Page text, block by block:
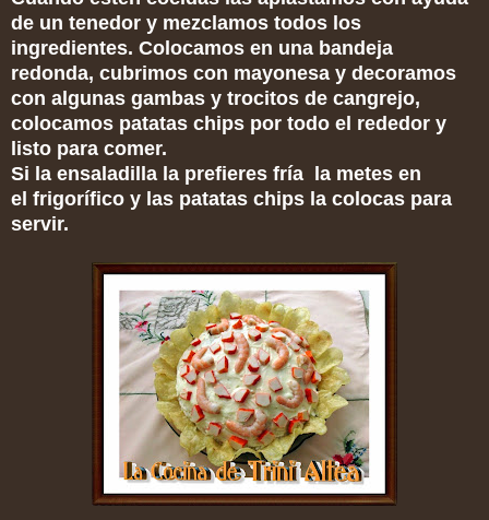
de un tenedor y mezclamos todos los
ingredientes. Colocamos en una bandeja
redonda, cubrimos con mayonesa y decoramos
con algunas gambas y trocitos de cangrejo,
colocamos patatas chips por todo el rededor y
listo para comer.
Si la ensaladilla la prefieres fría la metes en
el frigorífico y las patatas chips la colocas para
servir.